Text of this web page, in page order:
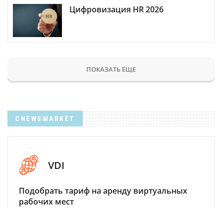
Цифровизация HR 2026
ПОКАЗАТЬ ЕЩЕ
CNEWSMARKET
VDI
Подобрать тариф на аренду виртуальных
рабочих мест